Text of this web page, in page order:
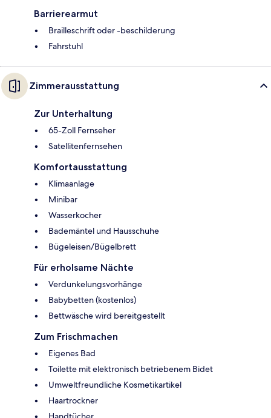
Barrierearmut
Brailleschrift oder -beschilderung
Fahrstuhl
Zimmerausstattung
Zur Unterhaltung
65-Zoll Fernseher
Satellitenfernsehen
Komfortausstattung
Klimaanlage
Minibar
Wasserkocher
Bademäntel und Hausschuhe
Bügeleisen/Bügelbrett
Für erholsame Nächte
Verdunkelungsvorhänge
Babybetten (kostenlos)
Bettwäsche wird bereitgestellt
Zum Frischmachen
Eigenes Bad
Toilette mit elektronisch betriebenem Bidet
Umweltfreundliche Kosmetikartikel
Haartrockner